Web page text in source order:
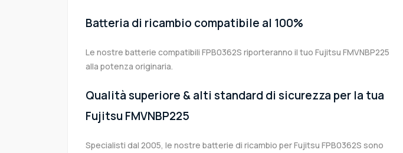
Batteria di ricambio compatibile al 100%
Le nostre batterie compatibili FPB0362S riporteranno il tuo Fujitsu FMVNBP225
alla potenza originaria.
Qualità superiore & alti standard di sicurezza per la tua
Fujitsu FMVNBP225
Specialisti dal 2005, le nostre batterie di ricambio per Fujitsu FPB0362S sono